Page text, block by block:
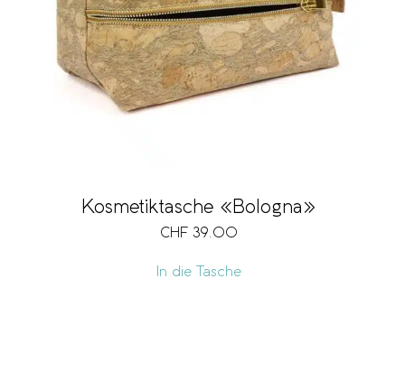
Kosmetiktasche «Bologna»
CHF 39.00
In die Tasche